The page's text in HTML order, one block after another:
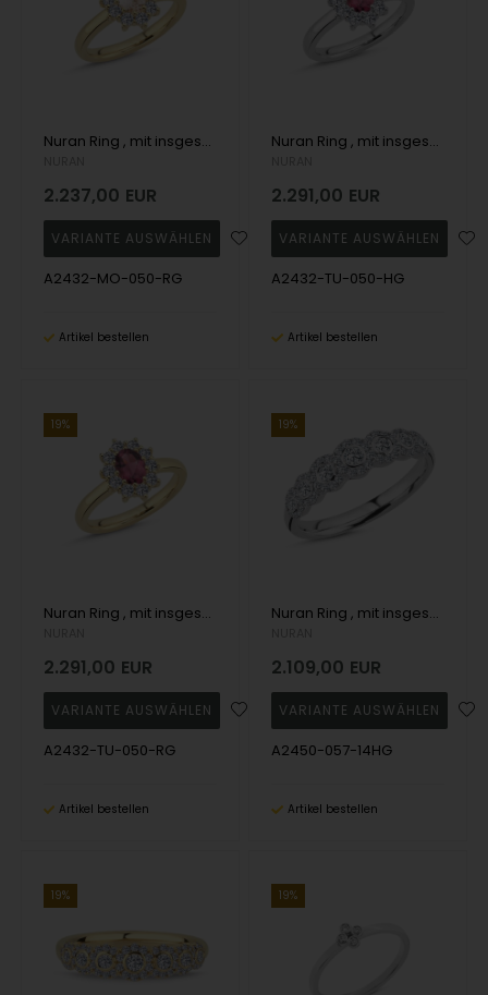
Nuran Ring , mit insgesamt 0,50 ct Wesselton SI
2.237,00 EUR
A2432-MO-050-RG
Artikel bestellen
Nuran Ring , mit insgesamt 0,50 ct Wesselton SI
2.291,00 EUR
A2432-TU-050-HG
Artikel bestellen
19%
Nuran Ring , mit insgesamt 0,50 ct Wesselton SI
2.291,00 EUR
A2432-TU-050-RG
Artikel bestellen
19%
Nuran Ring , mit insgesamt 0,57 ct Wesselton SI
2.109,00 EUR
A2450-057-14HG
Artikel bestellen
19% 19%